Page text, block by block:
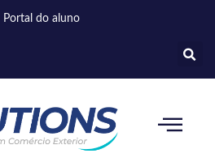
Portal do aluno